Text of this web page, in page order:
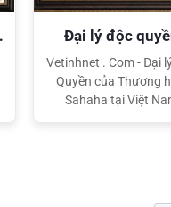
Đại lý độc
Sahaha
Vetinhnet . Com - Đại
Quyền của Thương
Sahaha tại Việt